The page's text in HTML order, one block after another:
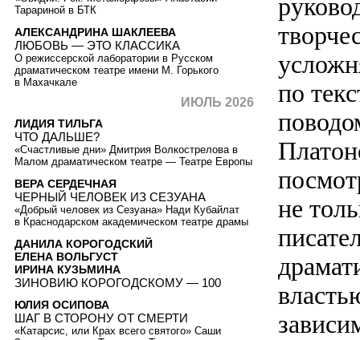
по
не
Тарариной в БТК
АЛЕКСАНДРИНА ШАКЛЕЕВА
ЛЮБОВЬ — ЭТО КЛАССИКА
О режиссерской лаборатории в Русском
драматическом театре имени М. Горького
в Махачкале
ИЮЛЬ 2026
ЛИДИЯ ТИЛЬГА
ЧТО ДАЛЬШЕ?
«Счастливые дни» Дмитрия Волкострелова в
Малом драматическом театре — Театре Европы
ВЕРА СЕРДЕЧНАЯ
ЧЕРНЫЙ ЧЕЛОВЕК ИЗ СЕЗУАНА
«Добрый человек из Сезуана» Нади Кубайлат
в Краснодарском академическом театре драмы
ДАНИЛА КОРОГОДСКИЙ
ЕЛЕНА ВОЛЬГУСТ
ИРИНА КУЗЬМИНА
ЗИНОВИЮ КОРОГОДСКОМУ — 100
ЮЛИЯ ОСИПОВА
ШАГ В СТОРОНУ ОТ СМЕРТИ
«Катарсис, или Крах всего святого» Саши